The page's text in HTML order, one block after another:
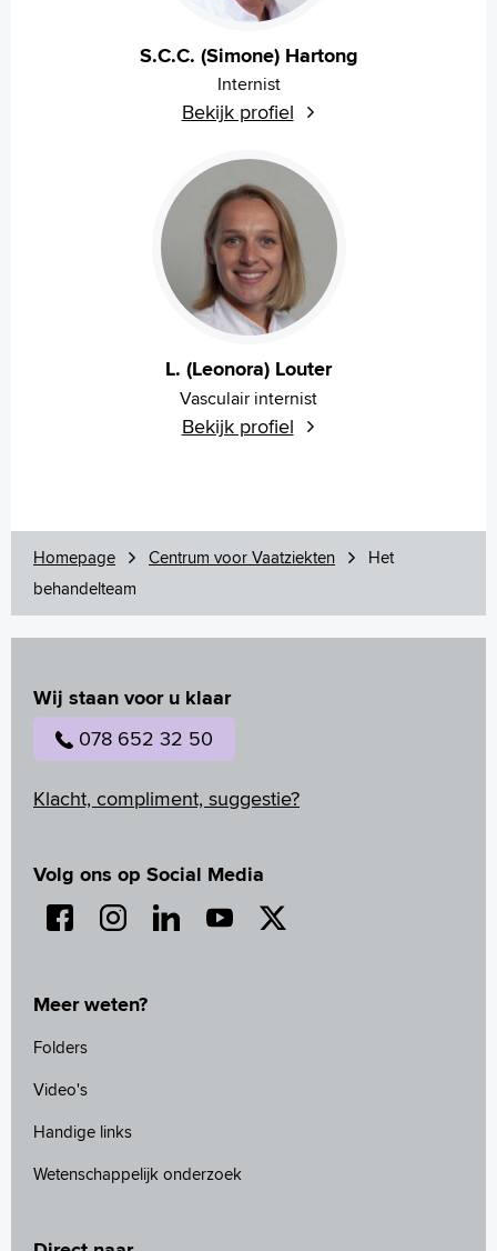
S.C.C. (Simone) Hartong
Internist
Bekijk profiel
L. (Leonora) Louter
Vasculair internist
Bekijk profiel
Homepage Centrum voor Vaatziekten
Het
behandelteam
Wij staan voor u klaar
078 652 32 50
Klacht, compliment, suggestie?
Volg ons op Social Media
Meer weten?
Folders
Video's
Handige links
Wetenschappelijk onderzoek